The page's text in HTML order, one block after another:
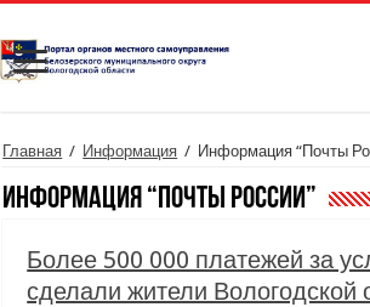
Главная / Информация / Информация “Почты
Информация “Почты России”
Более 500 000 платежей за
сделали жители Вологодской